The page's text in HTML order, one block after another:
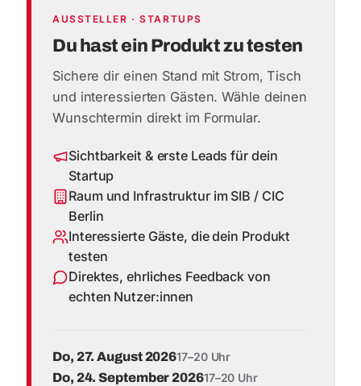
AUSSTELLER · STARTUPS
Du hast ein Produkt zu testen
Sichere dir einen Stand mit Strom, Tisch
und interessierten Gästen. Wähle deinen
Wunschtermin direkt im Formular.
Sichtbarkeit & erste Leads für dein
Startup
Raum und Infrastruktur im SIB / CIC
Berlin
Interessierte Gäste, die dein Produkt
testen
Direktes, ehrliches Feedback von
echten Nutzer:innen
Do, 27. August 202617–20 Uhr
Do, 24. September 202617–20 Uhr